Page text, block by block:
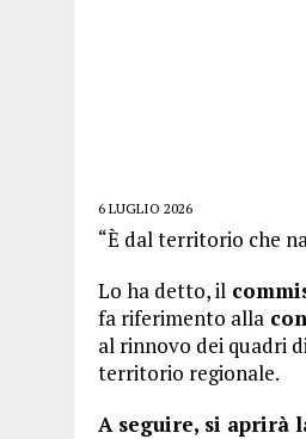
6 LUGLIO 2026
“È dal territorio che
Lo ha detto, il
fa riferimento alla
al rinnovo dei quadri
territorio regionale.
A seguire, si aprirà